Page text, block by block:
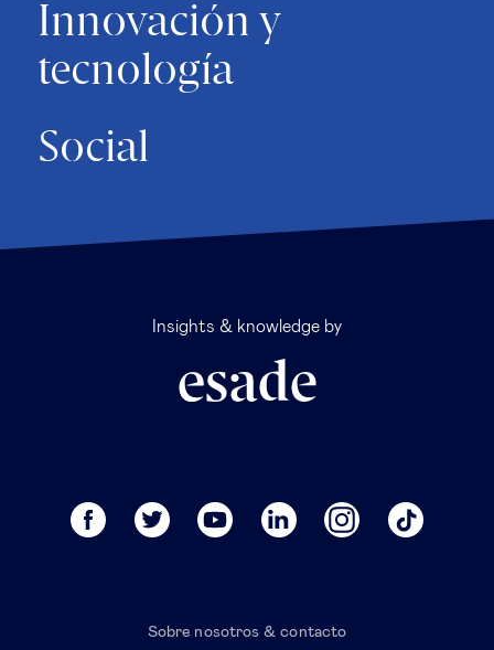
Innovación y
tecnología
Social
Insights & knowledge by
Sobre nosotros & contacto